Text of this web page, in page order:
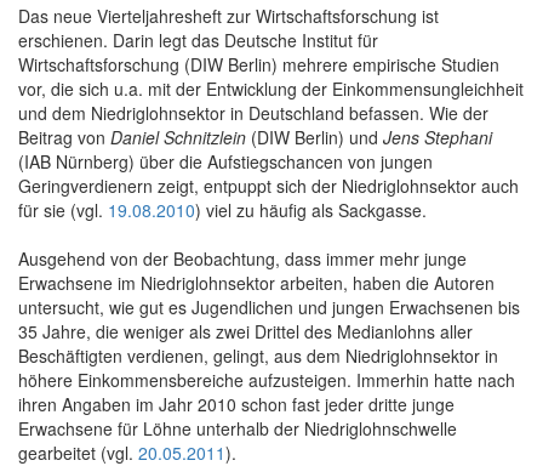
Das neue Vierteljahresheft zur Wirtschaftsforschung ist
erschienen. Darin legt das Deutsche Institut für
Wirtschaftsforschung (DIW Berlin) mehrere empirische Studien
vor, die sich u.a. mit der Entwicklung der Einkommensungleichheit
und dem Niedriglohnsektor in Deutschland befassen. Wie der
Beitrag von Daniel Schnitzlein (DIW Berlin) und Jens Stephani
(IAB Nürnberg) über die Aufstiegschancen von jungen
Geringverdienern zeigt, entpuppt sich der Niedriglohnsektor auch
für sie (vgl. 19.08.2010) viel zu häufig als Sackgasse.
Ausgehend von der Beobachtung, dass immer mehr junge
Erwachsene im Niedriglohnsektor arbeiten, haben die Autoren
untersucht, wie gut es Jugendlichen und jungen Erwachsenen bis
35 Jahre, die weniger als zwei Drittel des Medianlohns aller
Beschäftigten verdienen, gelingt, aus dem Niedriglohnsektor in
höhere Einkommensbereiche aufzusteigen. Immerhin hatte nach
ihren Angaben im Jahr 2010 schon fast jeder dritte junge
Erwachsene für Löhne unterhalb der Niedriglohnschwelle
gearbeitet (vgl. 20.05.2011).